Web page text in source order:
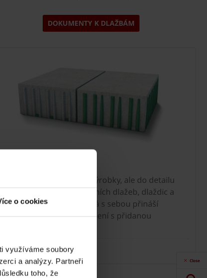
o cookies
využíváme soubory
a analýzy. Partneři
toho, že
DOKUMENTY K DLAŽBÁM
jen betonové výrobky, ale do detailu
systém venkovních dlažeb, dlaždic a
architekturu, která s sebou přináší
a komplexní řešení s přidanou
how >
Close